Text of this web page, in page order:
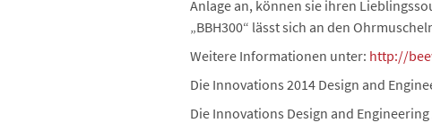
Anlage an, können sie ihren
„BBH300“ lässt sich an den
Weitere Informationen unter: http://
Die Innovations 2014 Design and
Die Innovations Design and